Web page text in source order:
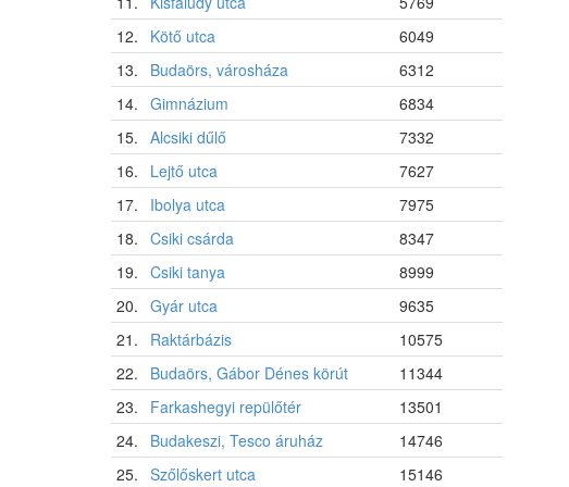
12.
Kötő utca
6049
13.
Budaörs, városháza
6312
14. Gimnázium
6834
15. Alcsiki dűlő
7332
16.
Lejtő utca
7627
17.
Ibolya utca
7975
18. Csiki csárda
8347
19. Csiki tanya
8999
20. Gyár utca
9635
21.
Raktárbázis
10575
22.
Budaörs, Gábor Dénes körút
11344
23.
Farkashegyi repülőtér
13501
24.
Budakeszi, Tesco áruház
14746
25. Szőlőskert utca 15146